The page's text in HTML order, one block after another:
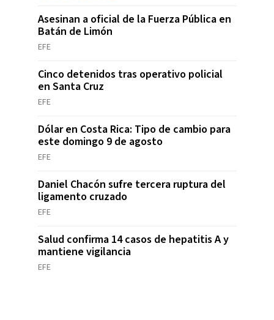
Asesinan a oficial de la Fuerza Pública en
Batán de Limón
EFE
Cinco detenidos tras operativo policial
en Santa Cruz
EFE
Dólar en Costa Rica: Tipo de cambio para
este domingo 9 de agosto
EFE
Daniel Chacón sufre tercera ruptura del
ligamento cruzado
EFE
Salud confirma 14 casos de hepatitis A y
mantiene vigilancia
EFE